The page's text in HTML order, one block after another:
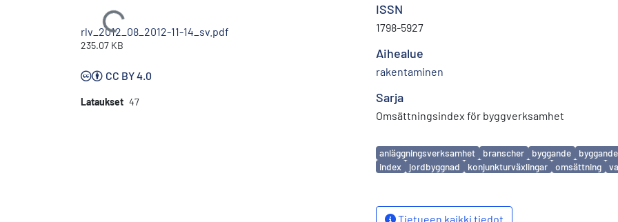
Ladataan...
rlv_2012_08_2012-11-14_sv.pdf
235.07 KB
CC BY 4.0
Lataukset 47
ISSN
1798-5927
Aihealue
rakentaminen
Sarja
Omsättningsindex för byggverksamhet
Avainsanat
anläggningsverksamhet branscher byggande
index
jordbyggnad konjunkturväxlingar omsättning
Tietueen kaikki tiedot